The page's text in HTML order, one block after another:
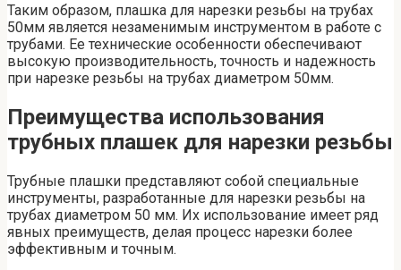
Таким образом, плашка для нарезки резьбы на трубах
50мм является незаменимым инструментом в работе с
трубами. Ее технические особенности обеспечивают
высокую производительность, точность и надежность
при нарезке резьбы на трубах диаметром 50мм.
Преимущества использования
трубных плашек для нарезки резьбы
Трубные плашки представляют собой специальные
инструменты, разработанные для нарезки резьбы на
трубах диаметром 50 мм. Их использование имеет ряд
явных преимуществ, делая процесс нарезки более
эффективным и точным.